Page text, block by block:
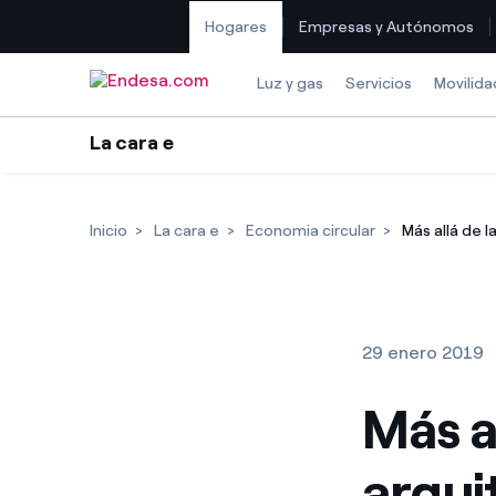
Hogares Empresas y Autónomos
Luz y gas Servicios
La cara e
Inicio La cara e Economia circular Más allá de
29 enero 2019
Más